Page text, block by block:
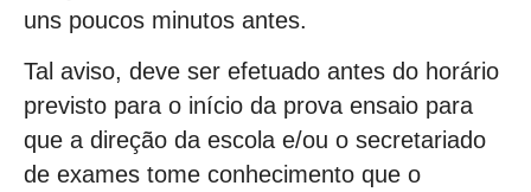
uns poucos minutos antes.
Tal aviso, deve ser efetuado antes do horário
previsto para o início da prova ensaio para
que a direção da escola e/ou o secretariado
de exames tome conhecimento que o